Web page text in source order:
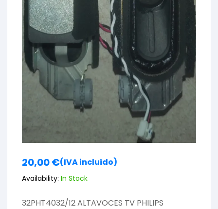
20,00€(IVA incluido)
Availability: In Stock
32PHT4032/12 ALTAVOCES TV PHILIPS